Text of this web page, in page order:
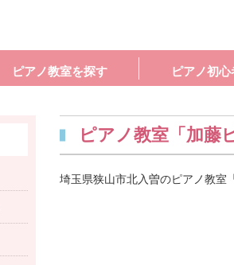
ピアノ教室を探す ピアノ初
ピアノ教室「加藤
埼玉県狭山市北入曽のピアノ教室